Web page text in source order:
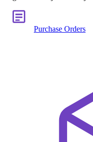
Purchase Orders